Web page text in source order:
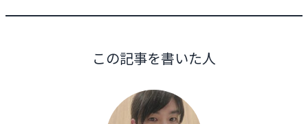
この記事を書いた人